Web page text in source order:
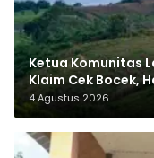
Ketua Komunitas
Klaim Cek Bocek,
Makam Leluhur
4 Agustus 2026